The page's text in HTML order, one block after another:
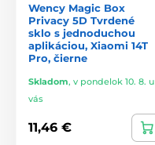
Wency Magic Box
Privacy 5D Tvrdené
sklo s jednoduchou
aplikáciou, Xiaomi 14T
Pro, čierne
Skladom, v pondelok 10. 8. u
vás
11,46 €